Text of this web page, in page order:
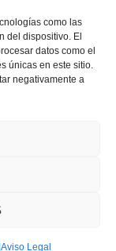
como las
del dispositivo. El
datos como el
únicas en este sitio.
negativamente a
Aviso Legal
|
mantenimiento web
generales de